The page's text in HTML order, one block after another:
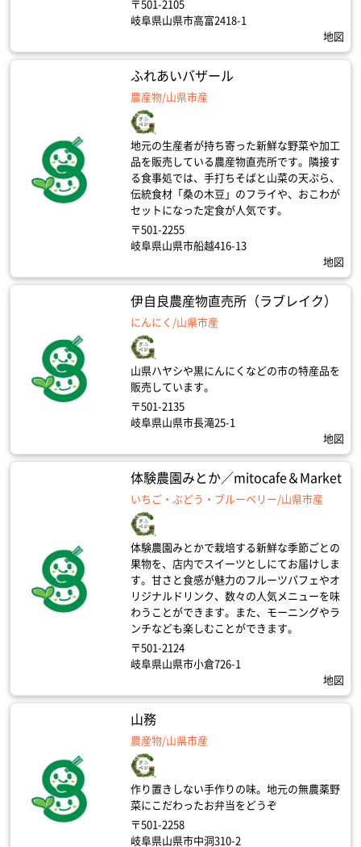
〒501-2105
岐阜県山県市高富2418-1
地図
ふれあいバザール
農産物/山県市産
地元の生産者が持ち寄った新鮮な野菜や加工
品を販売している農産物直売所です。隣接す
る食事処では、手打ちそばと山菜の天ぷら、
伝統食材「桑の木豆」のフライや、おこわが
セットになった定食が人気です。
〒501-2255
岐阜県山県市船越416-13
地図
伊自良農産物直売所（ラブレイク）
にんにく/山県市産
山県ハヤシや黒にんにくなどの市の特産品を
販売しています。
〒501-2135
岐阜県山県市長滝25-1
地図
体験農園みとか／mitocafe＆Market
いちご・ぶどう・ブルーベリー/山県市産
体験農園みとかで栽培する新鮮な季節ごとの
果物を、店内でスイーツとしにてお届けしま
す。甘さと食感が魅力のフルーツパフェやオ
リジナルドリンク、数々の人気メニューを味
わうことができます。また、モーニングやラ
ンチなども楽しむことができます。
〒501-2124
岐阜県山県市小倉726-1
地図
山務
農産物/山県市産
作り置きしない手作りの味。地元の無農薬野
菜にこだわったお弁当をどうぞ
〒501-2258
岐阜県山県市中洞310-2